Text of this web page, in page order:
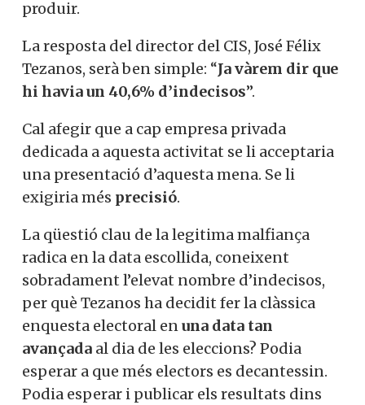
produir.
La resposta del director del CIS, José Félix
Tezanos, serà ben simple: “Ja vàrem dir que
hi havia un 40,6% d’indecisos”.
Cal afegir que a cap empresa privada
dedicada a aquesta activitat se li acceptaria
una presentació d’aquesta mena. Se li
exigiria més precisió.
La qüestió clau de la legitima malfiança
radica en la data escollida, coneixent
sobradament l’elevat nombre d’indecisos,
per què Tezanos ha decidit fer la clàssica
enquesta electoral enuna data tan
avançada al dia de les eleccions? Podia
esperar a que més electors es decantessin.
Podia esperar i publicar els resultats dins